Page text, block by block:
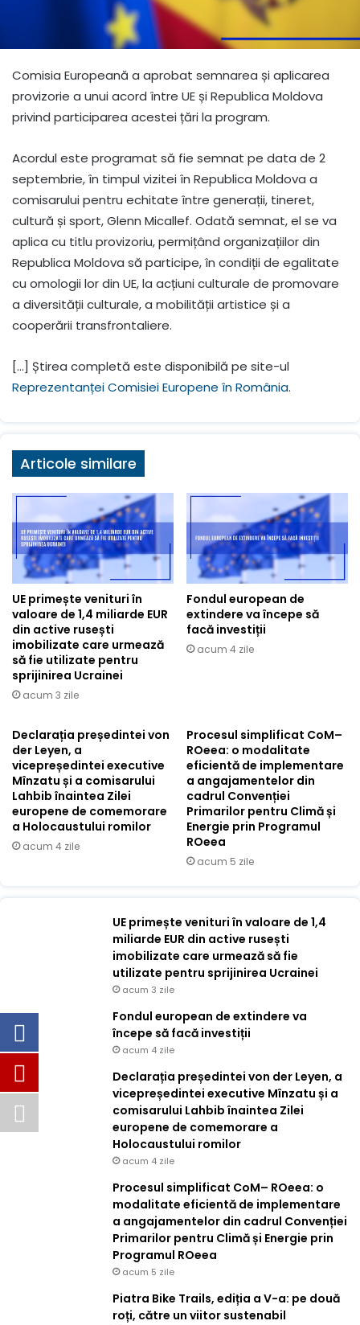
Comisia Europeană a aprobat semnarea și aplicarea
provizorie a unui acord între UE și Republica Moldova
privind participarea acestei țări la program.
Acordul este programat să fie semnat pe data de 2
septembrie, în timpul vizitei în Republica Moldova a
comisarului pentru echitate între generații, tineret,
cultură și sport, Glenn Micallef. Odată semnat, el se va
aplica cu titlu provizoriu, permițând organizațiilor din
Republica Moldova să participe, în condiții de egalitate
cu omologii lor din UE, la acțiuni culturale de promovare
a diversității culturale, a mobilității artistice și a
cooperării transfrontaliere.
[…] Știrea completă este disponibilă pe site-ul
Reprezentanței Comisiei Europene în România.
Articole similare
UE primește venituri în
valoare de 1,4 miliarde EUR
din active rusești
imobilizate care urmează
să fie utilizate pentru
sprijinirea Ucrainei
acum 3 zile
Fondul european de
extindere va începe să
facă investiții
acum 4 zile
Declarația președintei von
der Leyen, a
vicepreședintei executive
Mînzatu și a comisarului
Lahbib înaintea Zilei
europene de comemorare
a Holocaustului romilor
acum 4 zile
Procesul simplificat CoM–
ROeea: o modalitate
eficientă de implementare
a angajamentelor din
cadrul Convenției
Primarilor pentru Climă și
Energie prin Programul
ROeea
acum 5 zile
UE primește venituri în valoare de 1,4
miliarde EUR din active rusești
imobilizate care urmează să fie
utilizate pentru sprijinirea Ucrainei
acum 3 zile
Fondul european de extindere va
începe să facă investiții
acum 4 zile
Declarația președintei von der Leyen, a
vicepreședintei executive Mînzatu și a
comisarului Lahbib înaintea Zilei
europene de comemorare a
Holocaustului romilor
acum 4 zile
Procesul simplificat CoM– ROeea: o
modalitate eficientă de implementare
a angajamentelor din cadrul Convenției
Primarilor pentru Climă și Energie prin
Programul ROeea
acum 5 zile
Piatra Bike Trails, ediția a V-a: pe două
roți, către un viitor sustenabil